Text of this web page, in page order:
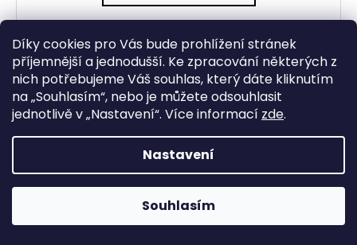
Díky cookies pro Vás bude prohlížení stránek
příjemnější a jednodušší. Ke zpracování některých z
nich potřebujeme Váš souhlas, který dáte kliknutím
na „Souhlasím“, nebo je můžete odsouhlasit
jednotlivě v „Nastavení“. Více informací zde.
Nastavení
Souhlasím